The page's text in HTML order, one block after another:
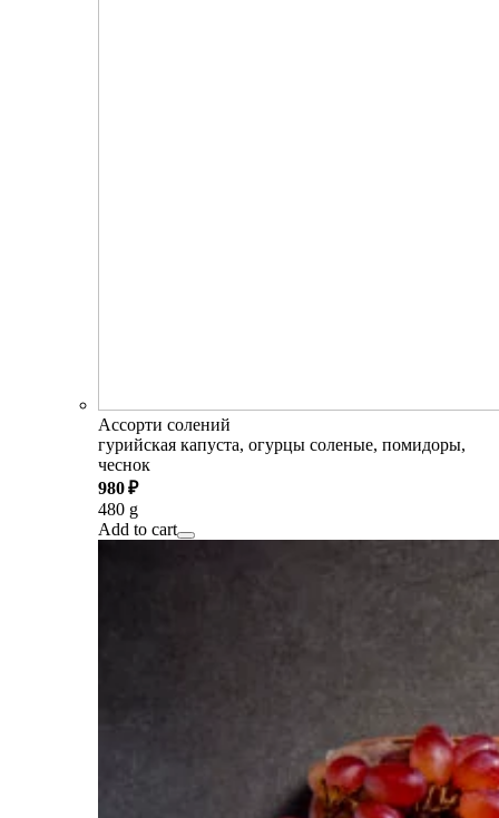
Ассорти солений
гурийская капуста, огурцы соленые, помидоры,
чеснок
980 ₽
480 g
Add to cart